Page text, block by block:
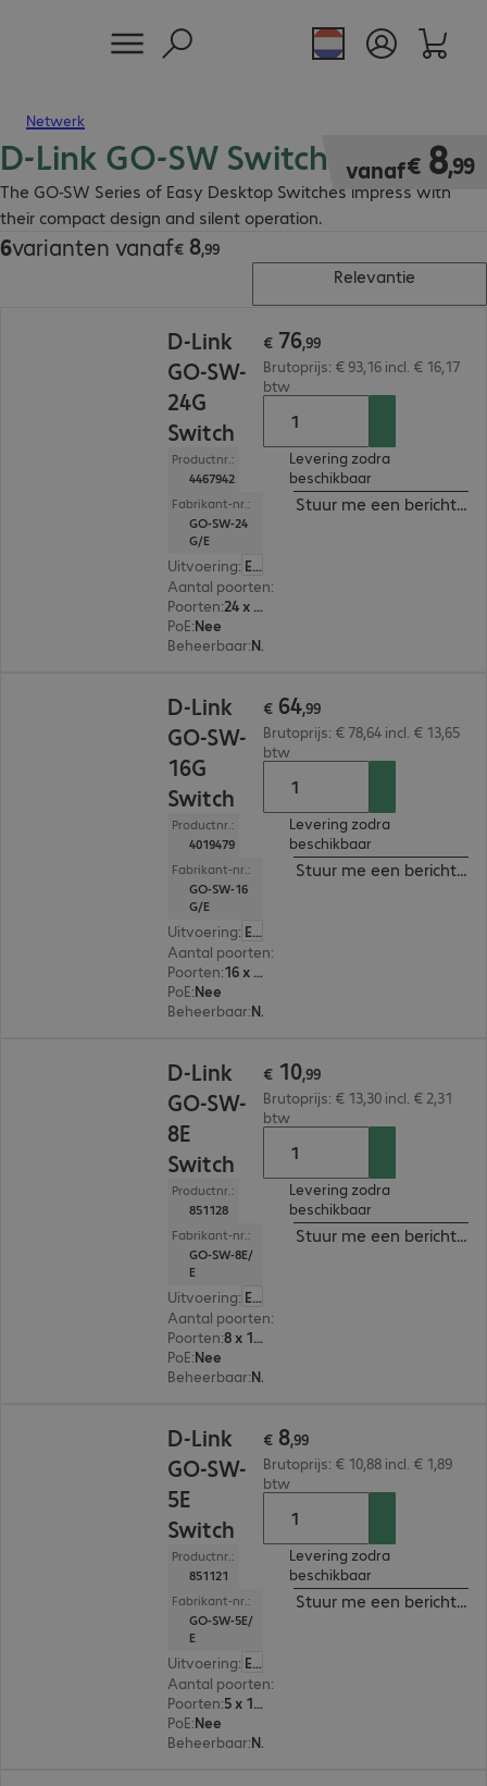
Netwerk
D-Link GO-SW Switch
The GO-SW Series of Easy Desktop Switches impress with
their compact design and silent operation.
vanaf€ 8,99
€ 8,99
6varianten vanaf€ 8,99
€ 8,99
Relevantie
D-Link
GO-SW-
24G
Switch
Productnr.:
4467942
Fabrikant-nr.:
GO-SW-24
G/E
Uitvoering: Europa
Aantal poorten:
Poorten:
24 x 10/100/1000 RJ45
PoE:Nee
Beheerbaar: Nee
€ 76,99
Brutoprijs: € 93,16 incl. € 16,17
btw
Levering zodra
beschikbaar
Stuur me een bericht
D-Link
GO-SW-
16G
Switch
Productnr.:
4019479
Fabrikant-nr.:
GO-SW-16
G/E
Uitvoering: Europa
Aantal poorten:
Poorten:
16 x 10/100/1000 RJ45
PoE:Nee
Beheerbaar: Nee
€ 64,99
Brutoprijs: € 78,64 incl. € 13,65
btw
Levering zodra
beschikbaar
Stuur me een bericht
D-Link
GO-SW-
8E
Switch
Productnr.:
851128
Fabrikant-nr.:
GO-SW-8E/
E
Uitvoering: Europa
Aantal poorten:
Poorten:
8 x 10/100 RJ45
PoE:Nee
Beheerbaar: Nee
€ 10,99
Brutoprijs: € 13,30 incl. € 2,31
btw
Levering zodra
beschikbaar
Stuur me een bericht
D-Link
GO-SW-
5E
Switch
Productnr.:
851121
Fabrikant-nr.:
GO-SW-5E/
E
Uitvoering: Europa
Aantal poorten:
Poorten:
5 x 10/100 RJ45
PoE:Nee
Beheerbaar: Nee
€ 8,99
Brutoprijs: € 10,88 incl. € 1,89
btw
Levering zodra
beschikbaar
Stuur me een bericht